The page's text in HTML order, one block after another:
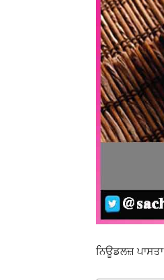
ਨਿਊਡਲਜ਼ ਪਾਸਤਾ